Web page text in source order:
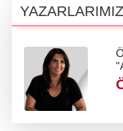
YAZARLARIMIZ